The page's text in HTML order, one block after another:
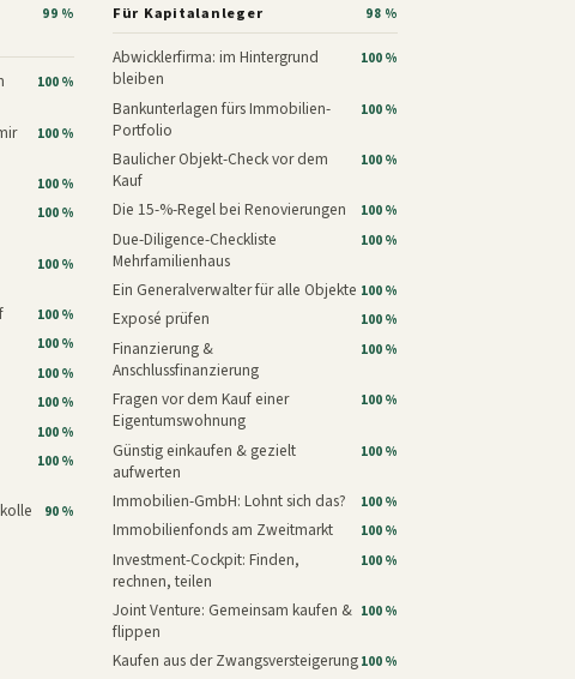
99 %
100 %
100 %
100 %
100 %
100 %
100 %
100 %
100 %
100 %
100 %
100 %
90 %
Für Kapitalanleger 98 %
Abwicklerfirma: im Hintergrund
bleiben
100 %
Bankunterlagen fürs Immobilien-
Portfolio
100 %
Baulicher Objekt-Check vor dem
Kauf
100 %
Die 15-%-Regel bei Renovierungen 100 %
Due-Diligence-Checkliste
Mehrfamilienhaus
100 %
Ein Generalverwalter für alle Objekte 100 %
Exposé prüfen 100 %
Finanzierung &
Anschlussfinanzierung
100 %
Fragen vor dem Kauf einer
Eigentumswohnung
100 %
Günstig einkaufen & gezielt
aufwerten
100 %
Immobilien-GmbH: Lohnt sich das? 100 %
Immobilienfonds am Zweitmarkt 100 %
Investment-Cockpit: Finden,
rechnen, teilen
100 %
Joint Venture: Gemeinsam kaufen &
flippen
100 %
Kaufen aus der Zwangsversteigerung100 %